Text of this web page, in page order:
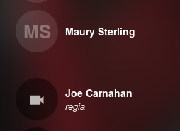
MS Maury Sterling
Joe Carnahan
regia